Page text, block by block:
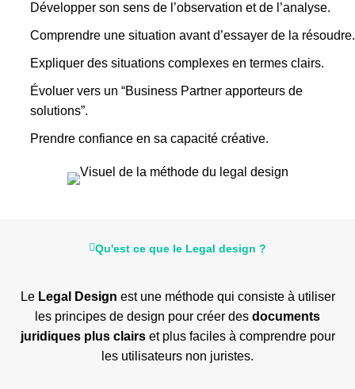
Développer son sens de l’observation et de l’analyse.
Comprendre une situation avant d’essayer de la résoudre.
Expliquer des situations complexes en termes clairs.
Évoluer vers un “Business Partner apporteurs de
solutions”.
Prendre confiance en sa capacité créative.
Qu'est ce que le Legal design ?
Le Legal Design est une méthode qui consiste à utiliser
les principes de design pour créer des documents
juridiques plus clairset plus faciles à comprendre pour
les utilisateurs non juristes.